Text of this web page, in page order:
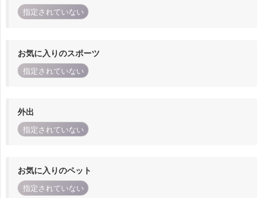
指定されていない
お気に入りのスポーツ
指定されていない
外出
指定されていない
お気に入りのペット
指定されていない